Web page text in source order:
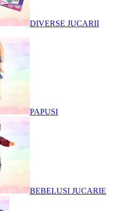
DIVERSE JUCARII
PAPUSI
BEBELUSI JUCARIE